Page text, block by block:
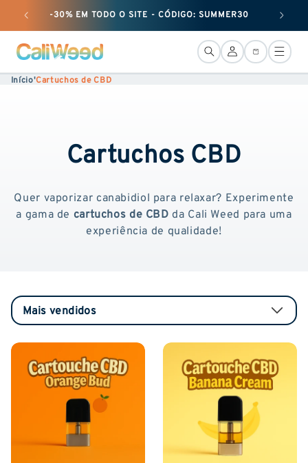
passar
ao
conteúdo
-30% EM TODO O SITE - CÓDIGO: SUMMER30 + 25
LiGaçãoCesto
Início'Cartuchos de CBD
Cartuchos CBD
Quer vaporizar canabidiol para relaxar? Experimente
a gama de cartuchos de CBD da Cali Weed para uma
experiência de qualidade!